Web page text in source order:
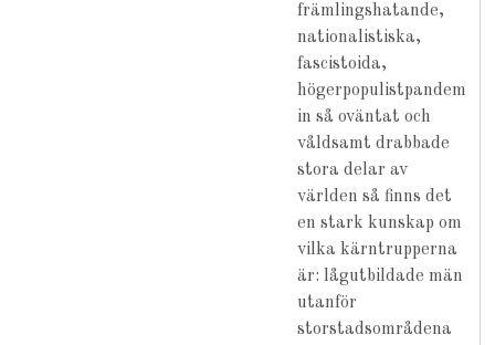
främlingshatande,
nationalistiska,
fascistoida,
högerpopulistpandem
in så oväntat och
våldsamt drabbade
stora delar av
världen så finns det
en stark kunskap om
vilka kärntrupperna
är: lågutbildade män
utanför
storstadsområdena